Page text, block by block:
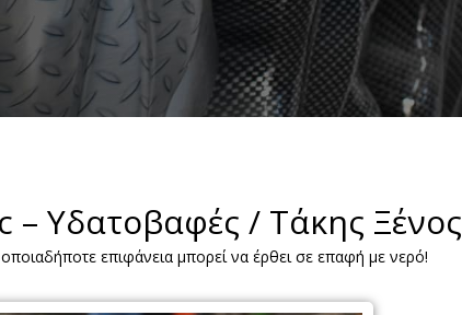
– Υδατοβαφές / Τάκης Ξένος
επιφάνεια μπορεί να έρθει σε επαφή με νερό!